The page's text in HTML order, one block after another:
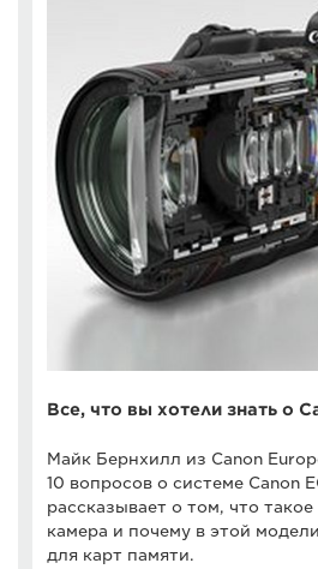
Все, что вы хотели знать о
Майк Бернхилл из Canon
10 вопросов о системе Canon
рассказывает о том, что такое
камера и почему в этой
для карт памяти.